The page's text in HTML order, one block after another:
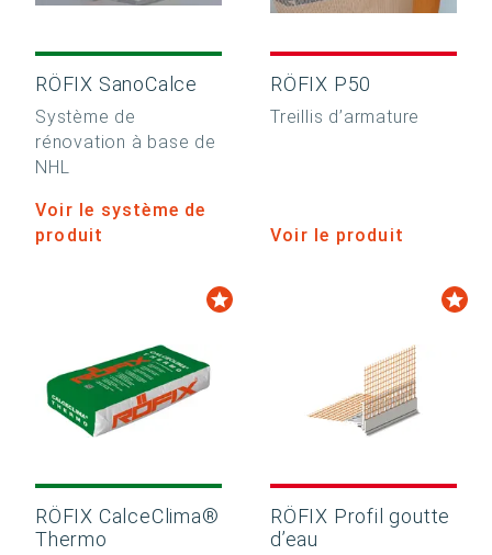
RÖFIX SanoCalce
Système de
rénovation à base de
NHL
Voir le système de
produit
RÖFIX P50
Treillis d’armature
Voir le produit
RÖFIX CalceClima®
Thermo
RÖFIX Profil goutte
d’eau